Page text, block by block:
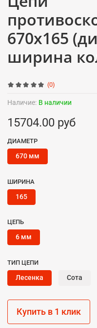
(0)
Наличие: В наличии
670x165
ширина
15704.00 руб
Купить в 1 клик
ДИАМЕТР
670 мм
ШИРИНА
165
ЦЕПЬ
6 мм
ТИП ЦЕПИ
Лесенка Сота